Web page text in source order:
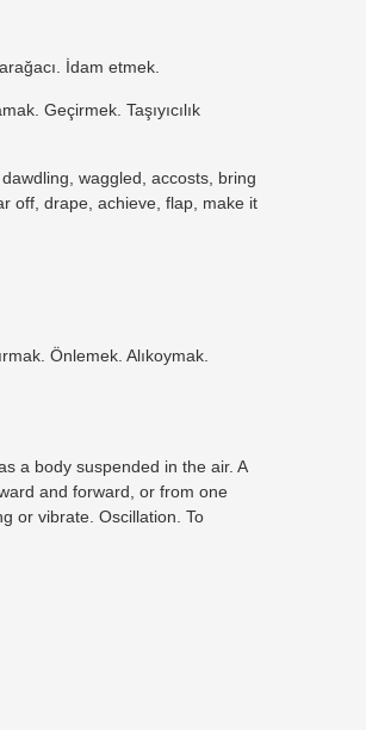
İdam etmek.
Geçirmek. Taşıyıcılık
waggled, accosts, bring
off, drape, achieve, flap, make it
Önlemek. Alıkoymak.
a body suspended in the air. A
and forward, or from one
or vibrate. Oscillation. To